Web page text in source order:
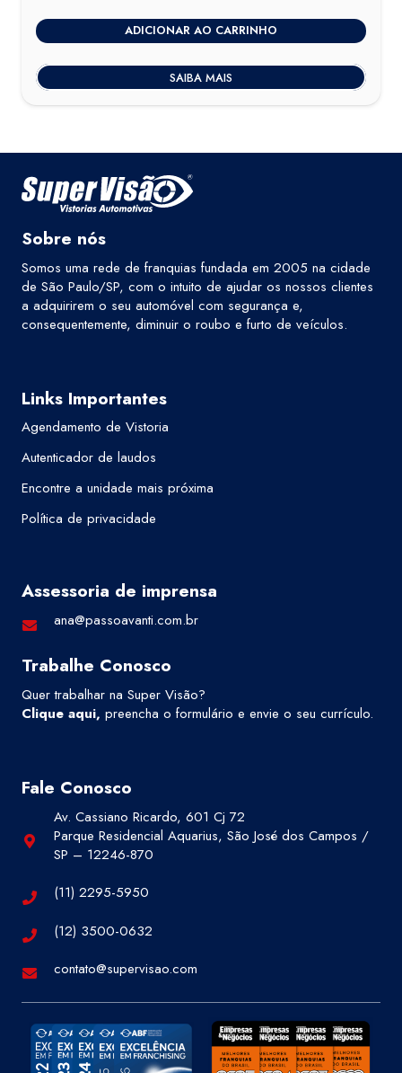
original
era:
R$300,00.
atual
é:
R$260,00.
ADICIONAR AO CARRINHO
SAIBA MAIS
Sobre nós
Somos uma rede de franquias fundada em 2005 na cidade
de São Paulo/SP, com o intuito de ajudar os nossos clientes
a adquirirem o seu automóvel com segurança e,
consequentemente, diminuir o roubo e furto de veículos.
Links Importantes
Agendamento de Vistoria
Autenticador de laudos
Encontre a unidade mais próxima
Política de privacidade
Assessoria de imprensa
ana@passoavanti.com.br
Trabalhe Conosco
Quer trabalhar na Super Visão?
Clique aqui, preencha o formulário e envie o seu currículo.
Fale Conosco
Av. Cassiano Ricardo, 601 Cj 72
Parque Residencial Aquarius, São José dos Campos /
SP – 12246-870
(11) 2295-5950
(12) 3500-0632
contato@supervisao.com